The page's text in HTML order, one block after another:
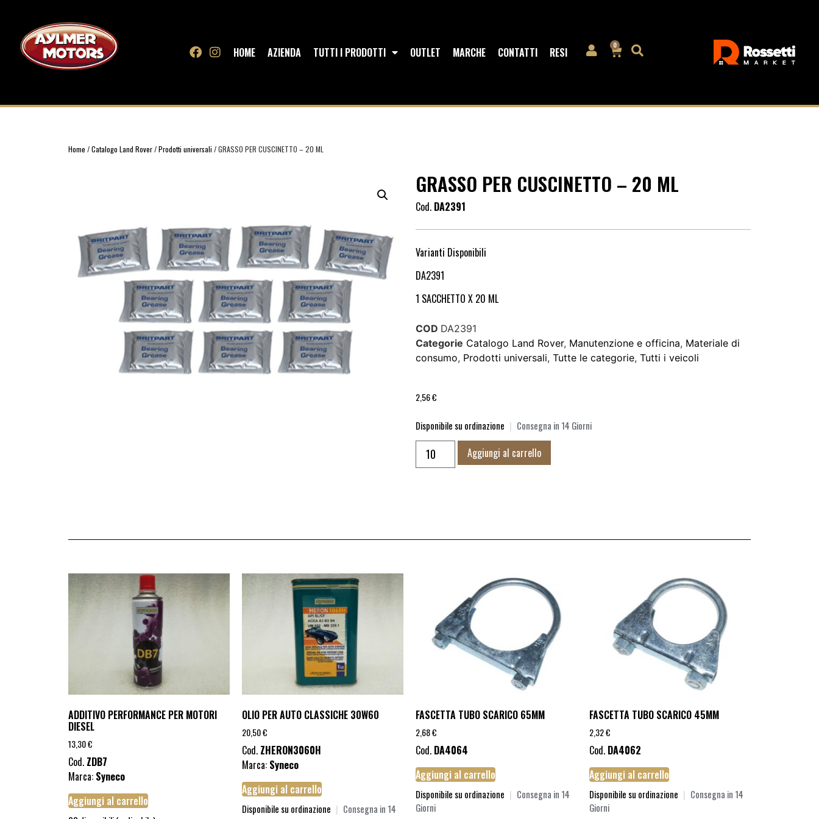
HOME AZIENDA TUTTI I PRODOTTI OUTLET MARCHE CONTATTI RESI 0
Home /Catalogo Land Rover/Prodotti universali / GRASSO PER CUSCINETTO – 20 ML
GRASSO PER CUSCINETTO – 20 ML
Cod. DA2391
Varianti Disponibili
DA2391
1 SACCHETTO X 20 ML
COD DA2391
Categorie Catalogo Land Rover, Manutenzione e officina, Materiale di
consumo, Prodotti universali, Tutte le categorie, Tutti i veicoli
2,56€
Disponibile su ordinazione | Consegna in 14 Giorni
Aggiungi al carrello
ADDITIVO PERFORMANCE PER MOTORI
DIESEL
13,30€
Cod. ZDB7
Marca: Syneco
Aggiungi al carrello
OLIO PER AUTO CLASSICHE 30W60
20,50€
Cod. ZHERON3060H
Marca: Syneco
Aggiungi al carrello
Disponibile su ordinazione | Consegna in 14
FASCETTA TUBO SCARICO 65MM
2,68€
Cod. DA4064
Aggiungi al carrello
Disponibile su ordinazione | Consegna in 14
Giorni
FASCETTA TUBO SCARICO 45MM
2,32€
Cod. DA4062
Aggiungi al carrello
Disponibile su ordinazione | Consegna in 14
Giorni